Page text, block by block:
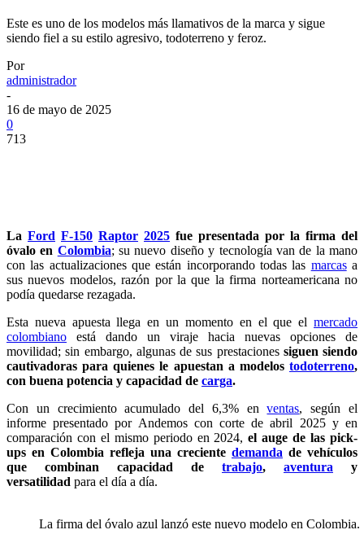
Este es uno de los modelos más llamativos de la marca y sigue
siendo fiel a su estilo agresivo, todoterreno y feroz.
Por
administrador
-
16 de mayo de 2025
0
713
La Ford F-150 Raptor 2025 fue presentada por la firma del
óvalo en Colombia; su nuevo diseño y tecnología van de la mano
con las actualizaciones que están incorporando todas las marcasa
sus nuevos modelos, razón por la que la firma norteamericana no
podía quedarse rezagada.
Esta nueva apuesta llega en un momento en el que el mercado
colombiano está dando un viraje hacia nuevas opciones de
movilidad; sin embargo, algunas de sus prestacionessiguen siendo
cautivadoras para quienes le apuestan a modelos todoterreno,
con buena potencia y capacidad de carga.
Con un crecimiento acumulado del 6,3% enventas, según el
informe presentado por Andemos con corte de abril 2025 y en
comparación con el mismo periodo en 2024,el auge de las pick-
ups en Colombia refleja una creciente demanda de vehículos
que combinan capacidad de trabajo, aventura y
versatilidad para el día a día.
La firma del óvalo azul lanzó este nuevo modelo en